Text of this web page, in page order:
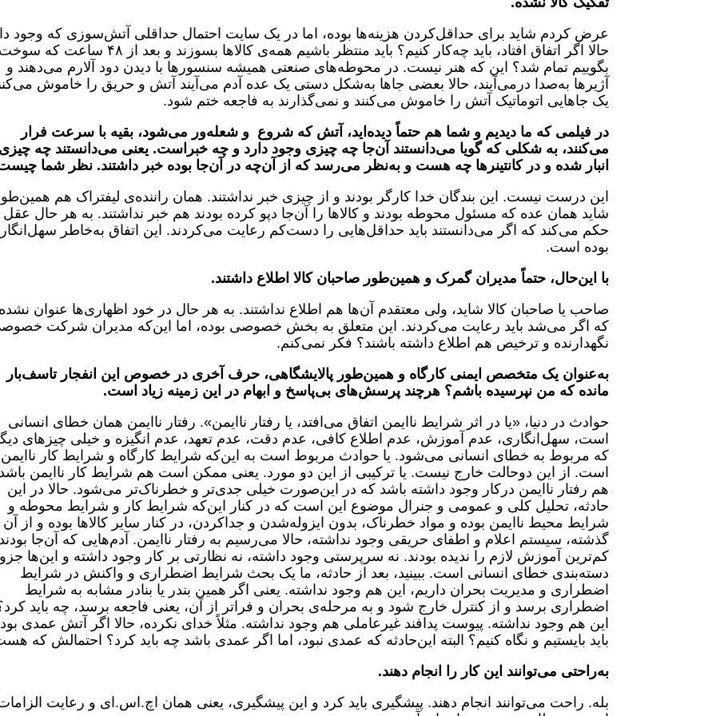
عرض کردم شاید برای حداقل‌کردن هزینه‌ها بوده، اما در یک سایت احتمال حداقلی آتش‌سوزی که وجود
حالا اگر اتفاق افتاد، باید چه‌کار کنیم؟ باید منتظر باشیم همه‌ی کالاها بسوزند و بعد از ۴۸ ساعت
بگوییم تمام شد؟ این که هنر نیست. در محوطه‌های صنعتی همیشه سنسورها با دیدن دود آلارم می‌دهند و
آژیرها به‌صدا درمی‌آیند، حالا بعضی جاها به‌شکل دستی یک عده آدم می‌آیند آتش و حریق را خاموش
یک جاهایی اتوماتیک آتش را خاموش می‌کنند و نمی‌گذارند به فاجعه ختم شود.
در فیلمی که ما دیدیم و شما هم حتماً دیده‌اید، آتش که شروع و شعله‌ور می‌شود، بقیه با سرعت فرار
می‌کنند، به شکلی که گویا می‌دانستند آن‌جا چه چیزی وجود دارد و چه خبراست. یعنی می‌دانستند چه چیزی
انبار شده و در کانتینرها چه هست و به‌نظر می‌رسد که از آن‌چه در آن‌جا بوده خبر داشتند. نظر شما
این درست نیست. این بندگان خدا کارگر بودند و از چیزی خبر نداشتند. همان راننده‌ی لیفتراک هم
شاید همان عده که مسئول محوطه بودند و کالاها را آن‌جا دپو کرده بودند هم خبر نداشتند. به هر حال عقل
حکم می‌کند که اگر می‌دانستند باید حداقل‌هایی را دست‌کم رعایت می‌کردند. این اتفاق به‌خاطر
بوده است.
با این‌حال، حتماً مدیران گمرک و همین‌طور صاحبان کالا اطلاع داشتند.
صاحب یا صاحبان کالا شاید، ولی معتقدم آن‌ها هم اطلاع نداشتند. به هر حال در خود اظهاری‌ها عنوان
که اگر می‌شد باید رعایت می‌کردند. این متعلق به بخش خصوصی بوده، اما این‌که مدیران شرکت
نگهدارنده و ترخیص هم اطلاع داشته باشند؟ فکر نمی‌کنم.
به‌عنوان یک متخصص ایمنی کارگاه و همین‌طور پالایشگاهی، حرف آخری در خصوص این انفجار تاسف‌بار
مانده که من نپرسیده باشم؟ هرچند پرسش‌های بی‌پاسخ و ابهام در این زمینه زیاد است.
حوادث در دنیا، «یا در اثر شرایط ناایمن اتفاق می‌افتد، یا رفتار ناایمن». رفتار ناایمن همان خطای انسانی
است، سهل‌انگاری، عدم آموزش، عدم اطلاع کافی، عدم دقت، عدم تعهد، عدم انگیزه و خیلی چیزهای
که مربوط به خطای انسانی می‌شود. یا حوادث مربوط است به این‌که شرایط کارگاه و شرایط کار ناایمن
است. از این دوحالت خارج نیست. یا ترکیبی از این دو مورد. یعنی ممکن است هم شرایط کار ناایمن
هم رفتار ناایمن درکار وجود داشته باشد که در این‌صورت خیلی جدی‌تر و خطرناک‌تر می‌شود. حالا در این
حادثه، تحلیل کلی و عمومی و جنرال موضوع این است که در کنار این‌که شرایط کار و شرایط محوطه و
شرایط محیط ناایمن بوده و مواد خطرناک، بدون ایزوله‌شدن و جداکردن، در کنار سایر کالاها بوده و از آن
گذشته، سیستم اعلام و اطفای حریقی وجود نداشته، حالا می‌رسیم به رفتار ناایمن. آدم‌هایی که آن‌جا بودند
کم‌ترین آموزش لازم را ندیده بودند. نه سرپرستی وجود داشته، نه نظارتی بر کار وجود داشته و این‌ها جزو
دسته‌بندی خطای انسانی است. ببینید، بعد از حادثه، ما یک بحث شرایط اضطراری و واکنش در شرایط
اضطراری و مدیریت بحران داریم، این هم وجود نداشته. یعنی اگر همین بندر یا بنادر مشابه به شرایط
اضطراری برسد و از کنترل خارج شود و به مرحله‌ی بحران و فراتر از آن، یعنی فاجعه برسد، چه باید
این هم وجود نداشته. پیوست پدافند غیرعاملی هم وجود نداشته. مثلاً خدای نکرده، حالا اگر آتش عمدی
باید بایستیم و نگاه کنیم؟ البته این‌حادثه که عمدی نبود، اما اگر عمدی باشد چه باید کرد؟ احتمالش که
به‌راحتی می‌توانند این کار را انجام دهند.
بله. راحت می‌توانند انجام دهند. پیشگیری باید کرد و این پیشگیری، یعنی همان اچ.اس.ای و رعایت